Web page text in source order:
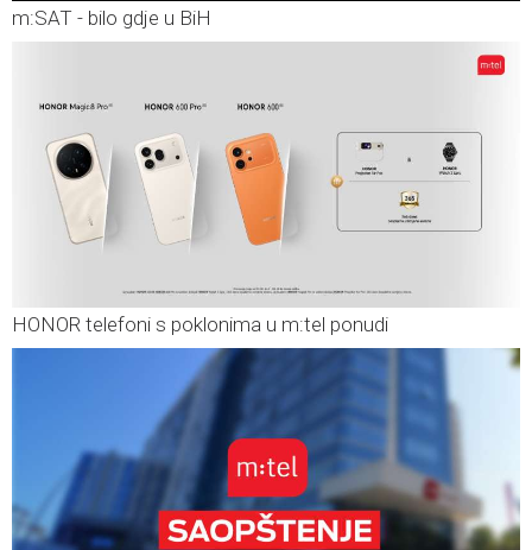
m:SAT - bilo gdje u BiH
HONOR telefoni s poklonima u m:tel ponudi